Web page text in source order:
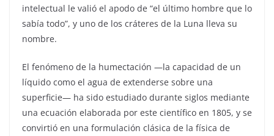
intelectual le valió el apodo de “el último hombre que lo
sabía todo”, y uno de los cráteres de la Luna lleva su
nombre.
El fenómeno de la humectación —la capacidad de un
líquido como el agua de extenderse sobre una
superficie— ha sido estudiado durante siglos mediante
una ecuación elaborada por este científico en 1805, y se
convirtió en una formulación clásica de la física de